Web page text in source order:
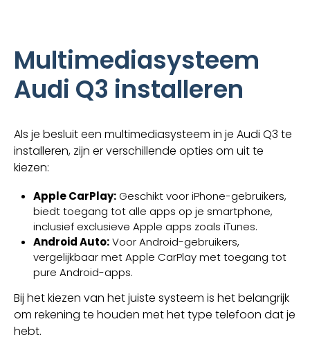
Multimediasysteem
Audi Q3 installeren
Als je besluit een multimediasysteem in je Audi Q3 te
installeren, zijn er verschillende opties om uit te
kiezen:
Apple CarPlay: Geschikt voor iPhone-gebruikers,
biedt toegang tot alle apps op je smartphone,
inclusief exclusieve Apple apps zoals iTunes.
Android Auto:Voor Android-gebruikers,
vergelijkbaar met Apple CarPlay met toegang tot
pure Android-apps.
Bij het kiezen van het juiste systeem is het belangrijk
om rekening te houden met het type telefoon dat je
hebt.